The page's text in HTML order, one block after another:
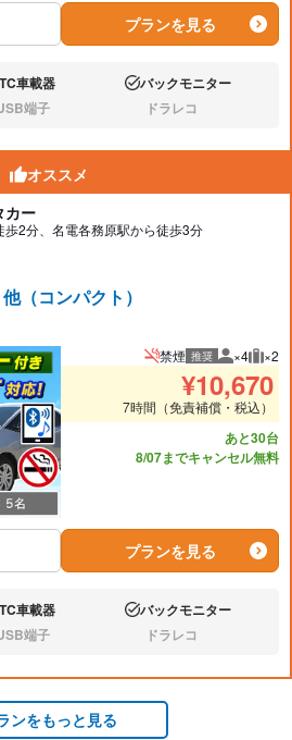
プランを見る
車載器 あり:バックモニター
端子 なし:ドラレコ
オススメ
カー
歩2分、名電各務原駅から徒歩3分
（コンパクト）
禁煙 推奨 推奨人数
×4 推奨
×2
¥10,670
7時間（免責補償・税込）
あと30台
8/07までキャンセル無料
プランを見る
車載器 あり:バックモニター
端子 なし:ドラレコ
ンをもっと見る